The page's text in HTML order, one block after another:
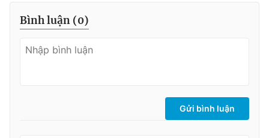
Theo dõi báo trên
Hotline
Bình luận (0)
Gửi bình luận